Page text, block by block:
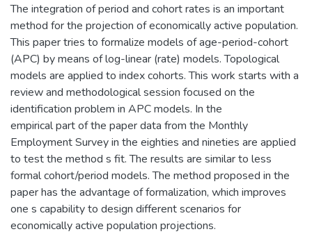
The integration of period and cohort rates is an important
method for the projection of economically active population.
This paper tries to formalize models of age-period-cohort
(APC) by means of log-linear (rate) models. Topological
models are applied to index cohorts. This work starts with a
review and methodological session focused on the
identification problem in APC models. In the
empirical part of the paper data from the Monthly
Employment Survey in the eighties and nineties are applied
to test the method s fit. The results are similar to less
formal cohort/period models. The method proposed in the
paper has the advantage of formalization, which improves
one s capability to design different scenarios for
economically active population projections.